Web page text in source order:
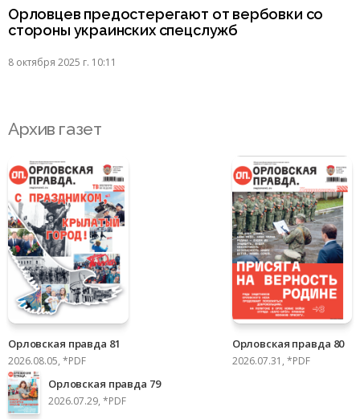
Орловцев предостерегают от вербовки со
стороны украинских спецслужб
8 октября 2025 г. 10:11
Архив газет
Орловская правда 81
2026.08.05, *PDF
Орловская правда 80
2026.07.31, *PDF
Орловская правда 79
2026.07.29, *PDF